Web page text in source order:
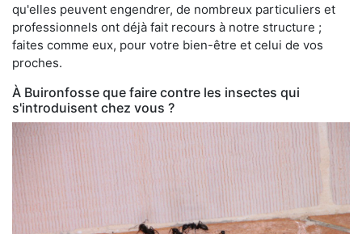
qu'elles peuvent engendrer, de nombreux particuliers et
professionnels ont déjà fait recours à notre structure ;
faites comme eux, pour votre bien-être et celui de vos
proches.
À Buironfosse que faire contre les insectes qui
s'introduisent chez vous ?